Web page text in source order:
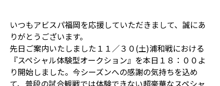
いつもアビスパ福岡を応援していただきまして、誠にあ
りがとうございます。
先日ご案内いたしました１１／３０(土)浦和戦における
『スペシャル体験型オークション』を本日１８：００よ
り開始しました。今シーズンへの感謝の気持ちを込め
て、普段の試合観戦では体験できない超豪華なスペシャ